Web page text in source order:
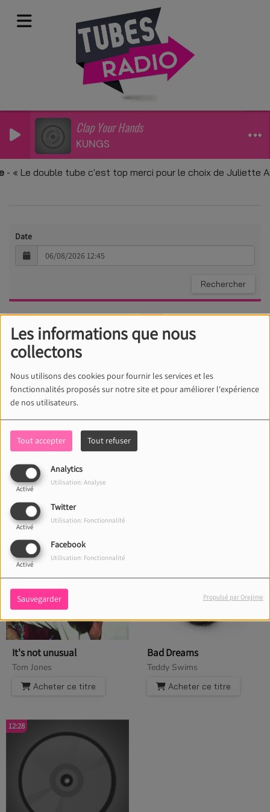
Les informations que nous
collectons
Nous utilisons des cookies pour fournir les services et les
fonctionnalités proposés sur notre site et pour améliorer l'expérience
de nos utilisateurs.
Tout accepter Tout refuser
Analytics
Activé
Utilisation: Analyse
Twitter
Activé
Utilisation: Fonctionnalité
Facebook
Activé
Utilisation: Fonctionnalité
Sauvegarder Propulsé par Orejime
Clap Your Hands
KUNGS
Le double tube c'est top merci pour le choix de Juliette
Titres diffusés
Date
Say my name
Destiny's Child
Acheter ce titre
12:36
It's not unusual
Tom Jones
Acheter ce titre
Bad Dreams
Teddy Swims
Acheter ce titre
12:28